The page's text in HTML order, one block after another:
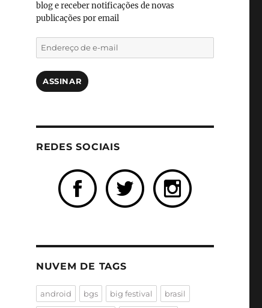
blog e receber notificações de novas
publicações por email
Endereço
de
e-
mail
ASSINAR
REDES SOCIAIS
NUVEM DE TAGS
android bgs big festival brasil